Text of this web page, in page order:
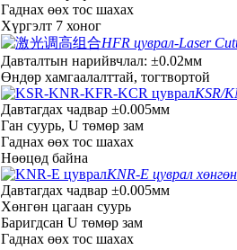
Гаднах өөх тос шахах
Хүргэлт 7 хоног
HFR цуврал-Laser
Давталтын нарийвчлал: ±0.02мм
Өндөр хамгаалалттай, тогтвортой
KSR/
Давтагдах чадвар ±0.005мм
Ган суурь, U төмөр зам
Гаднах өөх тос шахах
Нөөцөд байна
KNR-E цуврал
Давтагдах чадвар ±0.005мм
Хөнгөн цагаан суурь
Баригдсан U төмөр зам
Гаднах өөх тос шахах